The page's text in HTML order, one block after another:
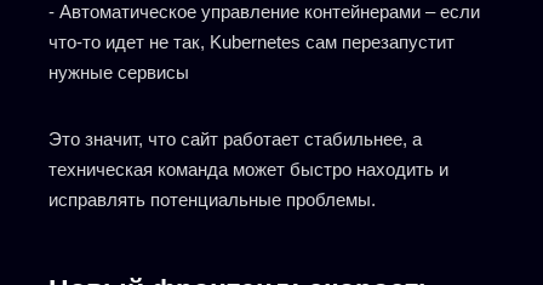
- Автоматическое управление контейнерами – если
что-то идет не так, Kubernetes сам перезапустит
нужные сервисы
Это значит, что сайт работает стабильнее, а
техническая команда может быстро находить и
исправлять потенциальные проблемы.